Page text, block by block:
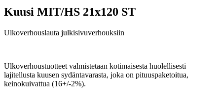
Kuusi MIT/HS 21x120 ST
Ulkoverhouslauta julkisivuverhouksiin
Ulkoverhoustuotteet valmistetaan kotimaisesta huolellisesti
lajitellusta kuusen sydäntavarasta, joka on pituuspaketoitua,
keinokuivattua (16+/-2%).